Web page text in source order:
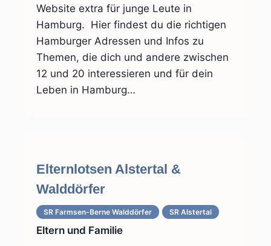
Website extra für junge Leute in
Hamburg. Hier findest du die richtigen
Hamburger Adressen und Infos zu
Themen, die dich und andere zwischen
12 und 20 interessieren und für dein
Leben in Hamburg…
Elternlotsen Alstertal &
Walddörfer
SR Farmsen-Berne Walddörfer SR Alstertal
Eltern und Familie